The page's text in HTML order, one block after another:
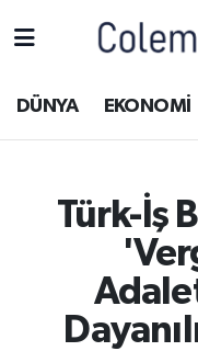
DÜNYA EKONOMİ
Türk-İş
ASAYİŞ
DÜNYA
Hakkâri Hava
Hakkari Namaz
Hakkâri Trafik
Süper Lig